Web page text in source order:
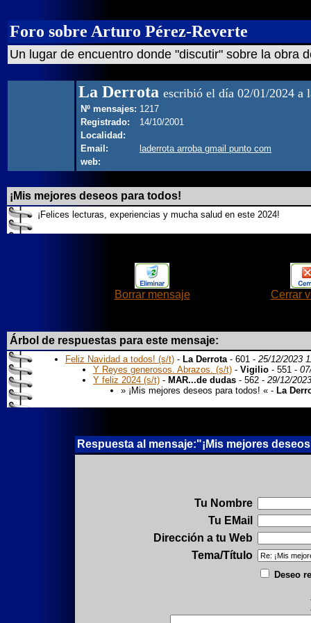
Foro sobre Arturo Pérez-Reverte
Un lugar de encuentro donde "discutir" sobre la obra
La Derrota escribió el día 02/01/2024 a
Nº mensajes: 1217
Registrado:
14/10/2001
Localidad:
Email:
laderrota arroba gmail punto com
web:
¡Mis mejores deseos para todos!
¡Felices lecturas, experiencias y mucha salud en este 2024!
Borrar mensaje Cerrar
Árbol de respuestas para este mensaje:
Feliz Navidad a todos! (s/t) - La Derrota- 601 - 25/12/2023
Y Reyes generosos. Abrazos. (s/t) - Vigilio - 551 -
Y feliz 2024 (s/t) - MAR...de dudas - 562 - 29/12/
» ¡Mis mejores deseos para todos! « - La
Respuesta al mensaje:"¡Mis mejores
Tu Nombre
Tu EMail
Dirección a tu Web
Tema/Título
Deseo